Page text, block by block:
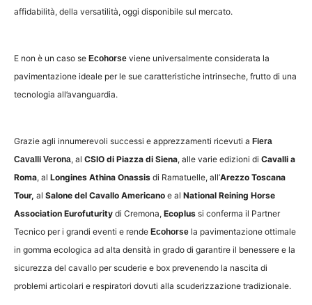
affidabilità, della versatilità, oggi disponibile sul mercato.
E non è un caso se Ecohorse viene universalmente considerata la
pavimentazione ideale per le sue caratteristiche intrinseche, frutto di una
tecnologia all’avanguardia.
Grazie agli innumerevoli successi e apprezzamenti ricevuti a Fiera
Cavalli Verona, al CSIO di Piazza di Siena, alle varie edizioni di Cavalli a
Roma, al Longines Athina Onassis di Ramatuelle, all’Arezzo Toscana
Tour, al Salone del Cavallo Americano e al National Reining Horse
Association Eurofuturity di Cremona, Ecoplus si conferma il Partner
Tecnico per i grandi eventi e rende Ecohorse la pavimentazione ottimale
in gomma ecologica ad alta densità in grado di garantire il benessere e la
sicurezza del cavallo per scuderie e box prevenendo la nascita di
problemi articolari e respiratori dovuti alla scuderizzazione tradizionale.